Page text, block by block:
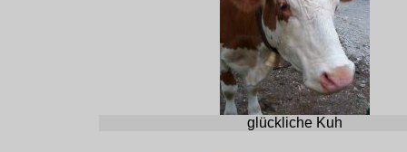
glückliche Kuh